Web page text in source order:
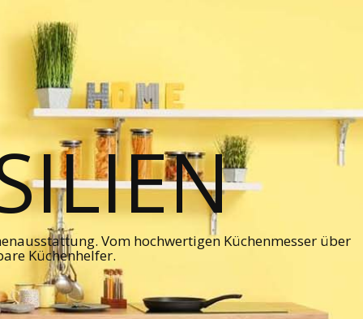
Vom hochwertigen Küchenmesser über
Küchenhelfer.